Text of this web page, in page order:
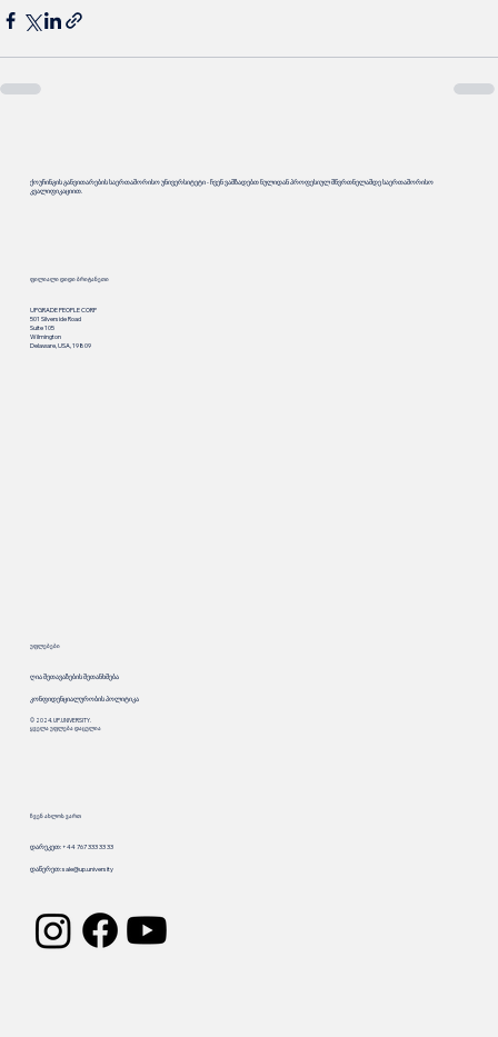
ქოუჩინგის განვითარების საერთაშორისო უნივერსიტეტი - ჩვენ ვამზადებთ ნულიდან პროფესიულ მწვრთნელამდე საერთაშორისო
კვალიფიკაციით.
ფილიალი დიდი ბრიტანეთი
UPGRADE PEOPLE CORP
501 Silverside Road
Suite 105
Wilmington
Delaware, USA, 19809
უფლებები
ღია შეთავაზების შეთანხმება
კონფიდენციალურობის პოლიტიკა
© 2024. UP.UNIVERSITY.
ყველა უფლება დაცულია
ჩვენ ახლოს ვართ
დაწერეთ:sale@up.university
დარეკეთ: +44 767 333 33 33